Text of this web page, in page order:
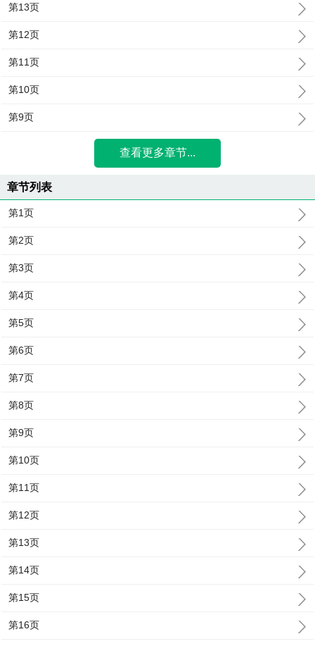
第13页
第12页
第11页
第10页
第9页
查看更多章节...
章节列表
第1页
第2页
第3页
第4页
第5页
第6页
第7页
第8页
第9页
第10页
第11页
第12页
第13页
第14页
第15页
第16页